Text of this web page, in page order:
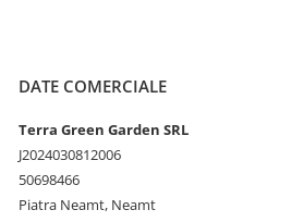
DATE COMERCIALE
Terra Green Garden SRL
J2024030812006
50698466
Piatra Neamt, Neamt